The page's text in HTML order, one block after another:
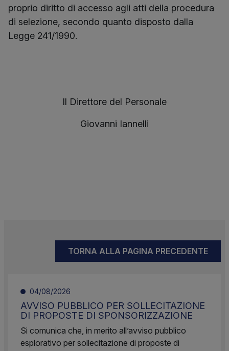
proprio diritto di accesso agli atti della procedura
di selezione, secondo quanto disposto dalla
Legge 241/1990.
Il Direttore del Personale
Giovanni Iannelli
TORNA ALLA PAGINA PRECEDENTE
04/08/2026
AVVISO PUBBLICO PER SOLLECITAZIONE
DI PROPOSTE DI SPONSORIZZAZIONE
Si comunica che, in merito all’avviso pubblico
esplorativo per sollecitazione di proposte di